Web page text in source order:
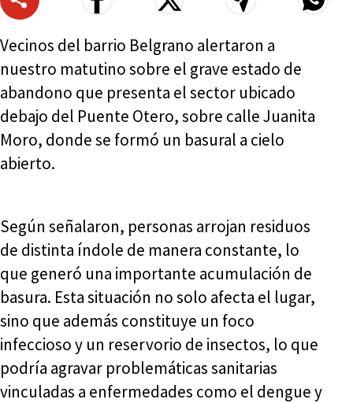
Vecinos del barrio Belgrano alertaron a
nuestro matutino sobre el grave estado de
abandono que presenta el sector ubicado
debajo del Puente Otero, sobre calle Juanita
Moro, donde se formó un basural a cielo
abierto.
Según señalaron, personas arrojan residuos
de distinta índole de manera constante, lo
que generó una importante acumulación de
basura. Esta situación no solo afecta el lugar,
sino que además constituye un foco
infeccioso y un reservorio de insectos, lo que
podría agravar problemáticas sanitarias
vinculadas a enfermedades como el dengue y